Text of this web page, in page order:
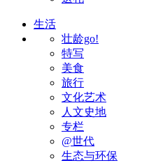
生活
壮龄go!
特写
美食
旅行
文化艺术
人文史地
专栏
@世代
生态与环保